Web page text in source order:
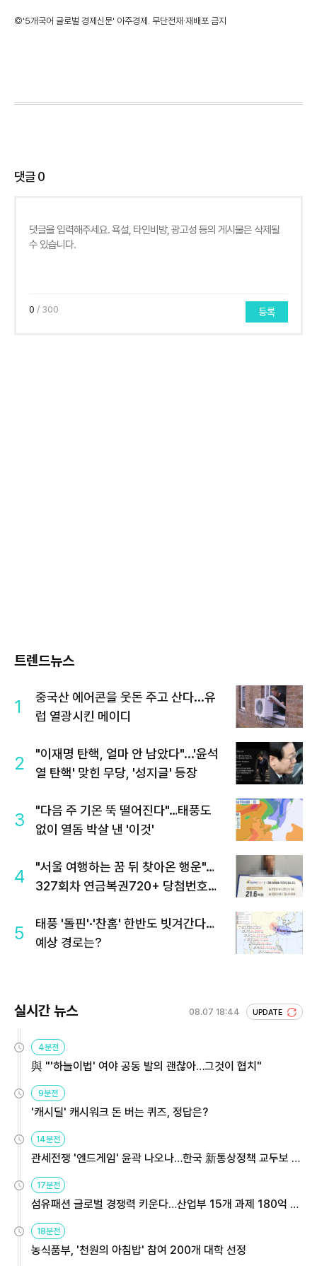
©'5개국어 글로벌 경제신문' 아주경제. 무단전재·재배포 금지
댓글0
0 / 300 등록
트렌드뉴스
1
중국산 에어콘을 웃돈 주고 산다...유
럽 열광시킨 메이디
2
"이재명 탄핵, 얼마 안 남았다"...'윤석
열 탄핵' 맞힌 무당, '성지글' 등장
3
"다음 주 기온 뚝 떨어진다"…태풍도
없이 열돔 박살 낸 '이것'
4
"서울 여행하는 꿈 뒤 찾아온 행운"…
327회차 연금복권720+ 당첨번호조
5
태풍 '돌핀'·'찬홈' 한반도 빗겨간다…
예상 경로는?
실시간 뉴스 08.07 18:44 UPDATE
4분전
與 "'하늘이법' 여야 공동 발의 괜찮아…그것이 협치"
9분전
'캐시딜' 캐시워크 돈 버는 퀴즈, 정답은?
14분전
관세전쟁 '엔드게임' 윤곽 나오나…한국 新통상정책 교두보 활
용해야
17분전
섬유패션 글로벌 경쟁력 키운다…산업부 15개 과제 180억 지
원
18분전
농식품부, '천원의 아침밥' 참여 200개 대학 선정